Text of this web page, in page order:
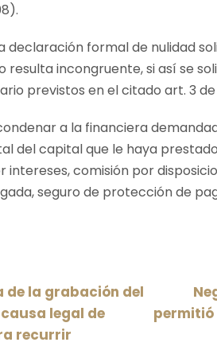
declaración formal de nulidad
incongruente, si así se
previstos en el citado art. 3 de
a la financiera
del capital que le haya
intereses, comisión por
seguro de protección de
de la grabación del
legal de
recurrir